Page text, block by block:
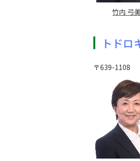
竹内 弓
トドロ
〒639-1108